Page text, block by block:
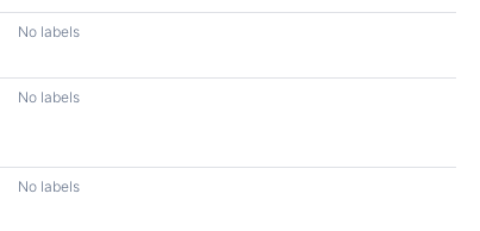
No labels
No labels
No labels